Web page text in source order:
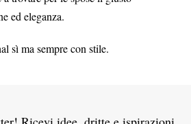
ed eleganza.
sì ma sempre con stile.